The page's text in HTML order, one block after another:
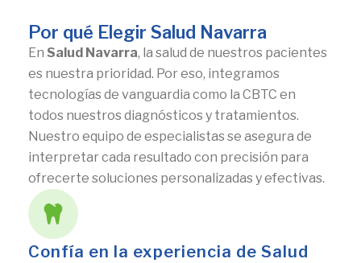
Por qué Elegir Salud Navarra
En Salud Navarra, la salud de nuestros pacientes
es nuestra prioridad. Por eso, integramos
tecnologías de vanguardia como la CBTC en
todos nuestros diagnósticos y tratamientos.
Nuestro equipo de especialistas se asegura de
interpretar cada resultado con precisión para
ofrecerte soluciones personalizadas y efectivas.
Confía en la experiencia de Salud